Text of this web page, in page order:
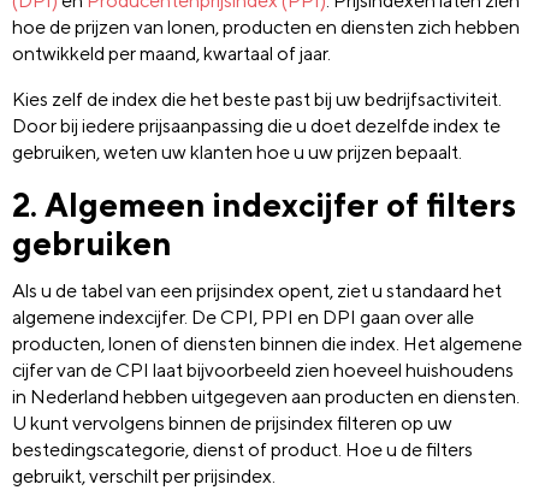
hoe de prijzen van lonen, producten en diensten zich hebben
ontwikkeld per maand, kwartaal of jaar.
Kies zelf de index die het beste past bij uw bedrijfsactiviteit.
Door bij iedere prijsaanpassing die u doet dezelfde index te
gebruiken, weten uw klanten hoe u uw prijzen bepaalt.
2. Algemeen indexcijfer of filters
gebruiken
Als u de tabel van een prijsindex opent, ziet u standaard het
algemene indexcijfer. De CPI, PPI en DPI gaan over alle
producten, lonen of diensten binnen die index. Het algemene
cijfer van de CPI laat bijvoorbeeld zien hoeveel huishoudens
in Nederland hebben uitgegeven aan producten en diensten.
U kunt vervolgens binnen de prijsindex filteren op uw
bestedingscategorie, dienst of product. Hoe u de filters
gebruikt, verschilt per prijsindex.